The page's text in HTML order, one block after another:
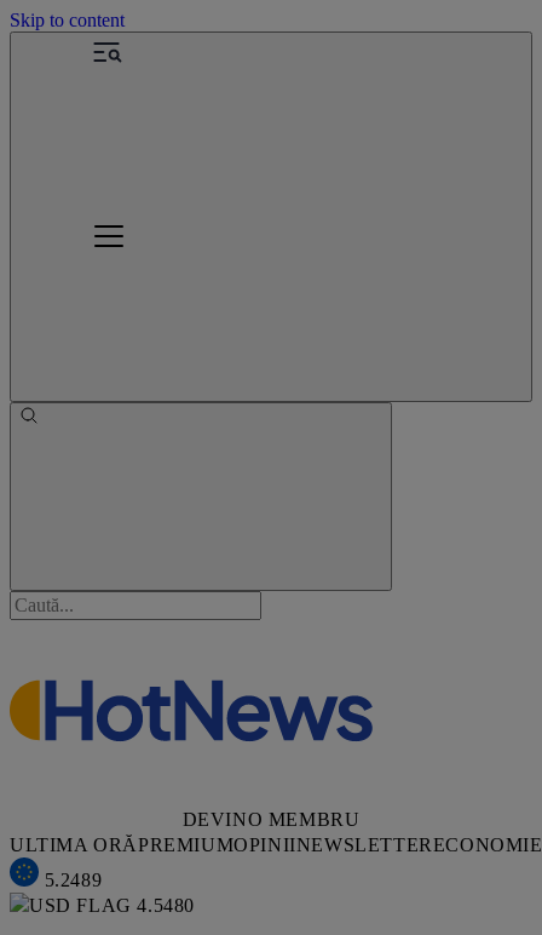
Skip to content
DEVINO MEMBRU
ULTIMA ORĂPREMIUMOPINIINEWSLETTERECONOMIE
5.2489
4.5480